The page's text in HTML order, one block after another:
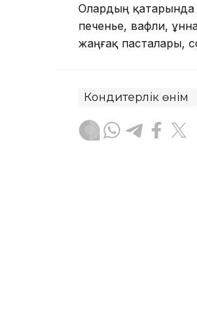
Олардың қатарында
печенье, вафли,
жаңғақ пасталары,
Кондитерлік өнім